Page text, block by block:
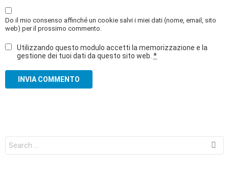
Do il mio consenso affinché un cookie salvi i miei dati (nome, email, sito
web) per il prossimo commento.
Utilizzando questo modulo accetti la memorizzazione e la
gestione dei tuoi dati da questo sito web. *
Search
for: